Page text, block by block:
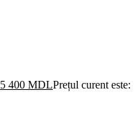
5 400 MDLPrețul curent este: